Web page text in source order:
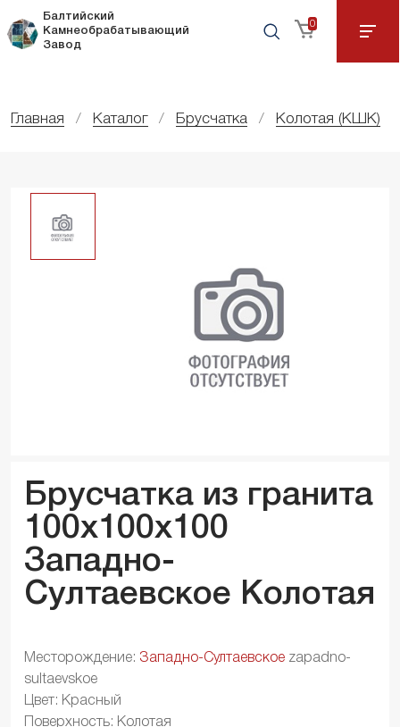
Балтийский
Камнеобрабатывающий
Завод
0
Главная Каталог Брусчатка Колотая (КШК)
Брусчатка из гранита
100x100x100
Западно-
Султаевское Колотая
Месторождение: Западно-Султаевское zapadno-
sultaevskoe
Цвет: Красный
Поверхность: Колотая